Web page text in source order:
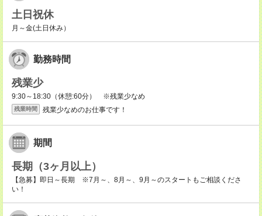
土日祝休
月～金(土日休み）
勤務時間
残業少
9:30～18:30（休憩:60分） ※残業少なめ
残業時間 残業少なめのお仕事です！
期間
長期（3ヶ月以上）
【急募】即日～長期 ※7月～、8月～、9月～のスタートもご相談くださ
い！